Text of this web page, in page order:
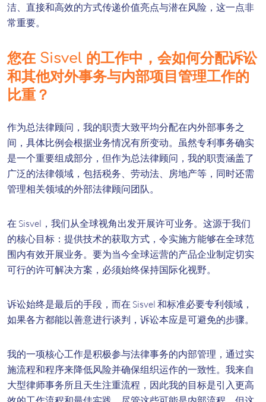
洁、直接和高效的方式传递价值亮点与潜在风险，这一点非
常重要。
您在 Sisvel 的工作中，会如何分配诉讼
和其他对外事务与内部项目管理工作的
比重？
作为总法律顾问，我的职责大致平均分配在内外部事务之
间，具体比例会根据业务情况有所变动。虽然专利事务确实
是一个重要组成部分，但作为总法律顾问，我的职责涵盖了
广泛的法律领域，包括税务、劳动法、房地产等，同时还需
管理相关领域的外部法律顾问团队。
在 Sisvel，我们从全球视角出发开展许可业务。这源于我们
的核心目标：提供技术的获取方式，令实施方能够在全球范
围内有效开展业务。要为当今全球运营的产品企业制定切实
可行的许可解决方案，必须始终保持国际化视野。
诉讼始终是最后的手段，而在 Sisvel 和标准必要专利领域，
如果各方都能以善意进行谈判，诉讼本应是可避免的步骤。
我的一项核心工作是积极参与法律事务的内部管理，通过实
施流程和程序来降低风险并确保组织运作的一致性。我来自
大型律师事务所且天生注重流程，因此我的目标是引入更高